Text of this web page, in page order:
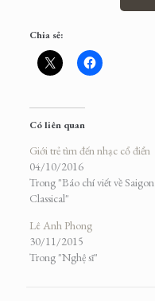
Chia sẻ:
Có liên quan
Giới trẻ tìm đến nhạc cổ điển
04/10/2016
Trong "Báo chí viết về Saigon
Classical"
Lê Anh Phong
30/11/2015
Trong "Nghệ sĩ"